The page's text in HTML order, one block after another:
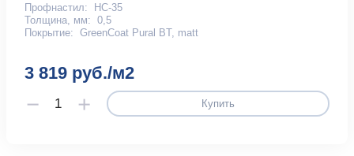
Профнастил:
НС-35
Толщина, мм: 0,5
Покрытие: GreenCoat Pural BT, matt
3 819 руб./м2
Купить